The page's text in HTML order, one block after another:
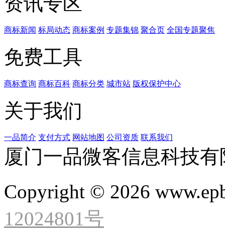
商标新闻 标局动态 商标案例 专题集锦 聚合页 全国专题聚焦
免费工具
商标查询 商标百科 商标分类 城市站 版权保护中心
关于我们
一品简介 支付方式 网站地图 公司资质 联系我们
厦门一品微客信息科技
Copyright © 2026
12024801号